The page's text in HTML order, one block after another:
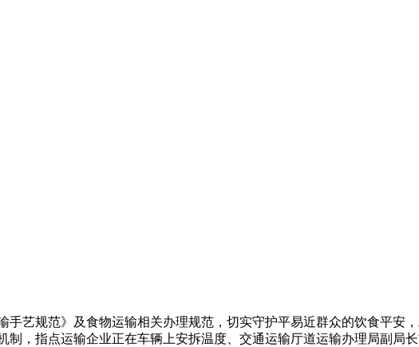
规范》及食物运输相关办理规范，切实守护平易近群众的饮食平安
，指点运输企业正在车辆上安拆温度、交通运输厅道运输办理局副局